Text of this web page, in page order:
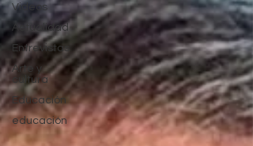
Videos
Actualidad
Entrevistas
Arte y
cultura
Educación
educación